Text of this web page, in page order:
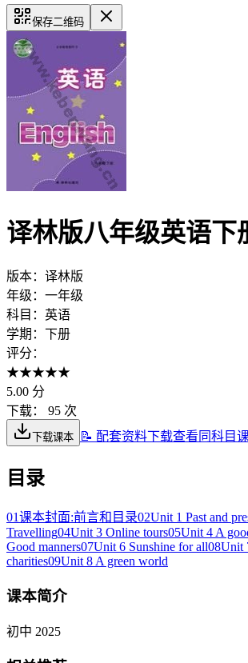
保存二维码
译林版八年级英语下
版本： 译林版
年级： 一年级
科目： 英语
学期： 下册
评分：
★★★★★
5.00 分
下载：
95 次
下载课本 📝 配套资料下载查看同科目
目录
01课本封面:前言和目录02Unit 1 Past and
Travelling04Unit 3 Online tours05Unit 4 A
Good manners07Unit 6 Sunshine for all08Unit
charities09Unit 8 A green world
课本简介
初中 2025